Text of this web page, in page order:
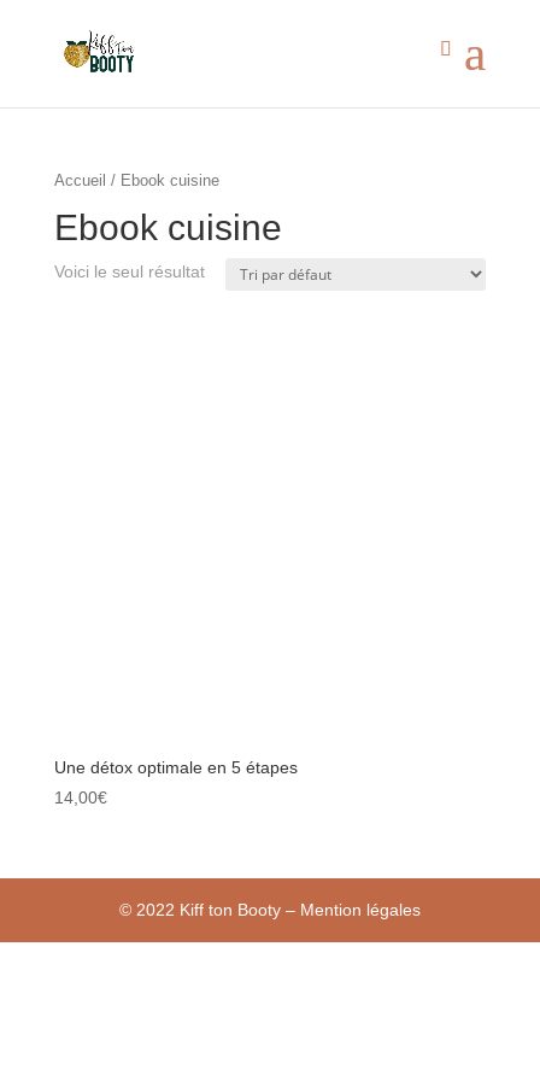
Accueil / Ebook cuisine
Ebook cuisine
Voici le seul résultat
Une détox optimale en 5 étapes
14,00€
© 2022 Kiff ton Booty – Mention légales